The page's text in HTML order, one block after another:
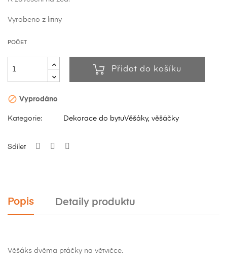
Vyrobeno z litiny
POČET
Přidat do košíku
 Vyprodáno
Kategorie: Dekorace do bytuVěšáky, věšáčky
Sdílet
Popis Detaily produktu
Věšáks dvěma ptáčky na větvičce.